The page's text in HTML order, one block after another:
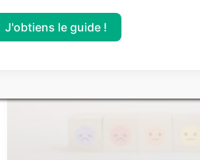
J'obtiens le guide !